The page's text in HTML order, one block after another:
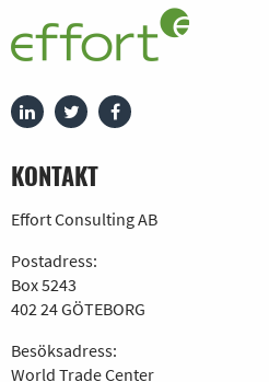
KONTAKT
Effort Consulting AB
Postadress:
Box 5243
402 24 GÖTEBORG
Besöksadress:
World Trade Center